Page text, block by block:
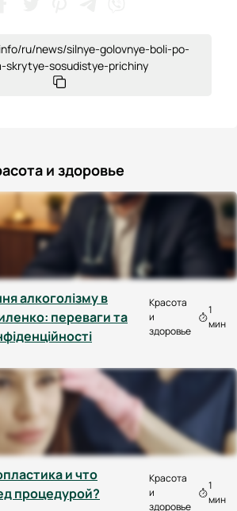
ru/news/silnye-golovnye-boli-po-
skrytye-sosudistye-prichiny
и здоровье
алкоголізму в
переваги та
Красота
и
здоровье
1
мин
и что
процедурой?
Красота
и
здоровье
1
мин